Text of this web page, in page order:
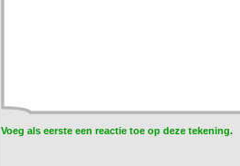
Voeg als eerste een reactie toe op deze tekening.